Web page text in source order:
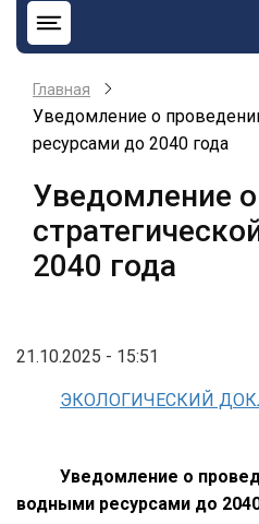
Главная
Уведомление о
ресурсами до 2040 года
Уведомление
2040 года
21.10.2025 - 15:51
ЭКОЛОГИЧЕСКИЙ
Уведомление о
водными ресурсами до